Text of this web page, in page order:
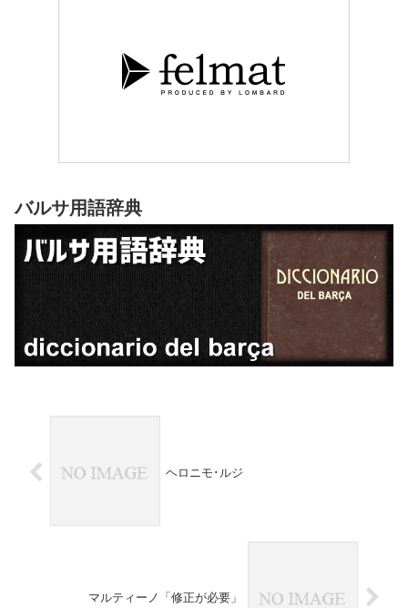
バルサ用語辞典
ヘロニモ･ルジ
マルティーノ「修正が必要」